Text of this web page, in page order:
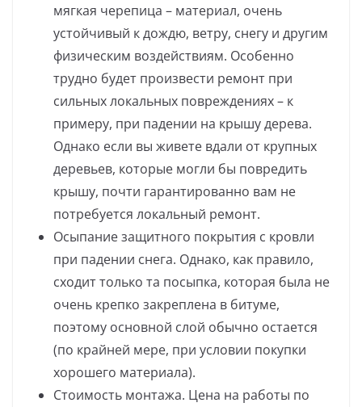
мягкая черепица – материал, очень
устойчивый к дождю, ветру, снегу и другим
физическим воздействиям. Особенно
трудно будет произвести ремонт при
сильных локальных повреждениях – к
примеру, при падении на крышу дерева.
Однако если вы живете вдали от крупных
деревьев, которые могли бы повредить
крышу, почти гарантированно вам не
потребуется локальный ремонт.
Осыпание защитного покрытия с кровли
при падении снега. Однако, как правило,
сходит только та посыпка, которая была не
очень крепко закреплена в битуме,
поэтому основной слой обычно остается
(по крайней мере, при условии покупки
хорошего материала).
Стоимость монтажа. Цена на работы по